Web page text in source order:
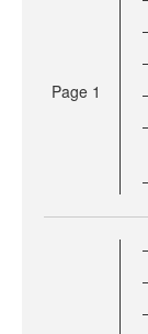
Page 1